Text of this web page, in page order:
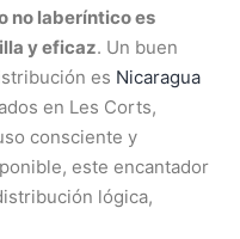
no laberíntico es
y eficaz. Un buen
es Nicaragua
en Les Corts,
consciente y
este encantador
lógica,